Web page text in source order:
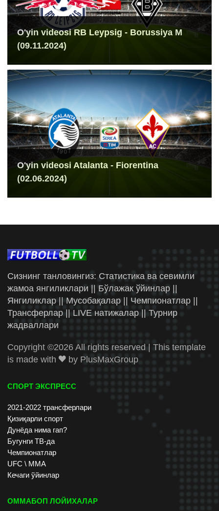
O'yin videosi RB Leypsig - Borussiya M
(09.11.2024)
O'yin videosi Atalanta - Fiorentina
(02.06.2024)
Сизнинг танловингиз: Статистика ва севимли
жамоа янгиликлари || Бўлажак ўйинлар ||
Янгиликлар || Мусобақалар || Чемпионатлар ||
Трансферлар || LIVE натижалар || Турнир
жадваллари
Copyright ©2026 All rights reserved | This template
is made with
by PlusMaxGroup
СПОРТ ЭКСПРЕСС
2021-2022 трансферлари
Қизиқарли спорт
Дунёда нима гап?
Бугунги ТВ-да
Чемпионатлар
UFC \ ММА
Кечаги ўйинлар
ОММАБОП ЛОЙИХАЛАР